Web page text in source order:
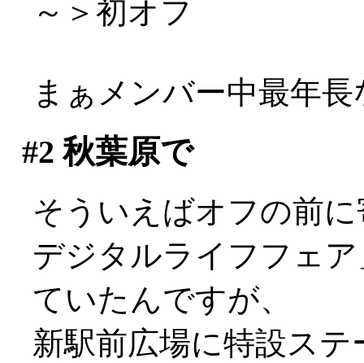
～＞初オフ
まぁメンバー中最年
#2 秋葉原で
そういえばオフの前
デジタルライフフェ
ていたんですが、
新駅前広場に特設ス